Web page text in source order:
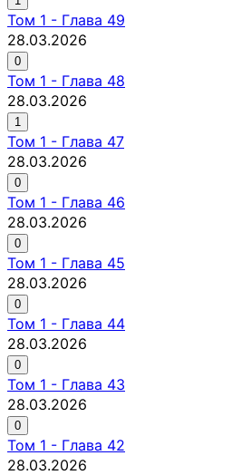
Том 1 - Глава 49
28.03.2026
0
Том 1 - Глава 48
28.03.2026
1
Том 1 - Глава 47
28.03.2026
0
Том 1 - Глава 46
28.03.2026
0
Том 1 - Глава 45
28.03.2026
0
Том 1 - Глава 44
28.03.2026
0
Том 1 - Глава 43
28.03.2026
0
Том 1 - Глава 42
28.03.2026